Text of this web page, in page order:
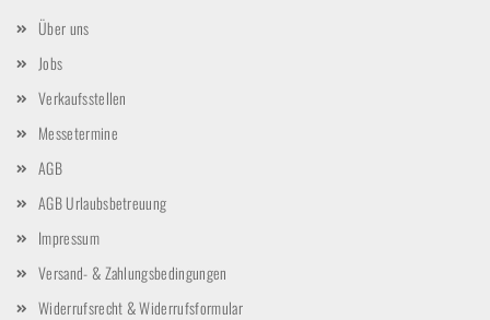
Über uns
Jobs
Verkaufsstellen
Messetermine
AGB
AGB Urlaubsbetreuung
Impressum
Versand- & Zahlungsbedingungen
Widerrufsrecht & Widerrufsformular